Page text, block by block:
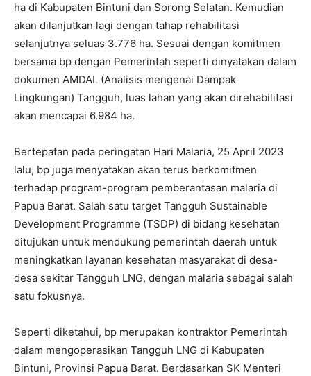
ha di Kabupaten Bintuni dan Sorong Selatan. Kemudian
akan dilanjutkan lagi dengan tahap rehabilitasi
selanjutnya seluas 3.776 ha. Sesuai dengan komitmen
bersama bp dengan Pemerintah seperti dinyatakan dalam
dokumen AMDAL (Analisis mengenai Dampak
Lingkungan) Tangguh, luas lahan yang akan direhabilitasi
akan mencapai 6.984 ha.
Bertepatan pada peringatan Hari Malaria, 25 April 2023
lalu, bp juga menyatakan akan terus berkomitmen
terhadap program-program pemberantasan malaria di
Papua Barat. Salah satu target Tangguh Sustainable
Development Programme (TSDP) di bidang kesehatan
ditujukan untuk mendukung pemerintah daerah untuk
meningkatkan layanan kesehatan masyarakat di desa-
desa sekitar Tangguh LNG, dengan malaria sebagai salah
satu fokusnya.
Seperti diketahui, bp merupakan kontraktor Pemerintah
dalam mengoperasikan Tangguh LNG di Kabupaten
Bintuni, Provinsi Papua Barat. Berdasarkan SK Menteri